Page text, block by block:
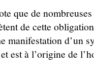
que de
de cette
manifestation d’un
est à l’origine de